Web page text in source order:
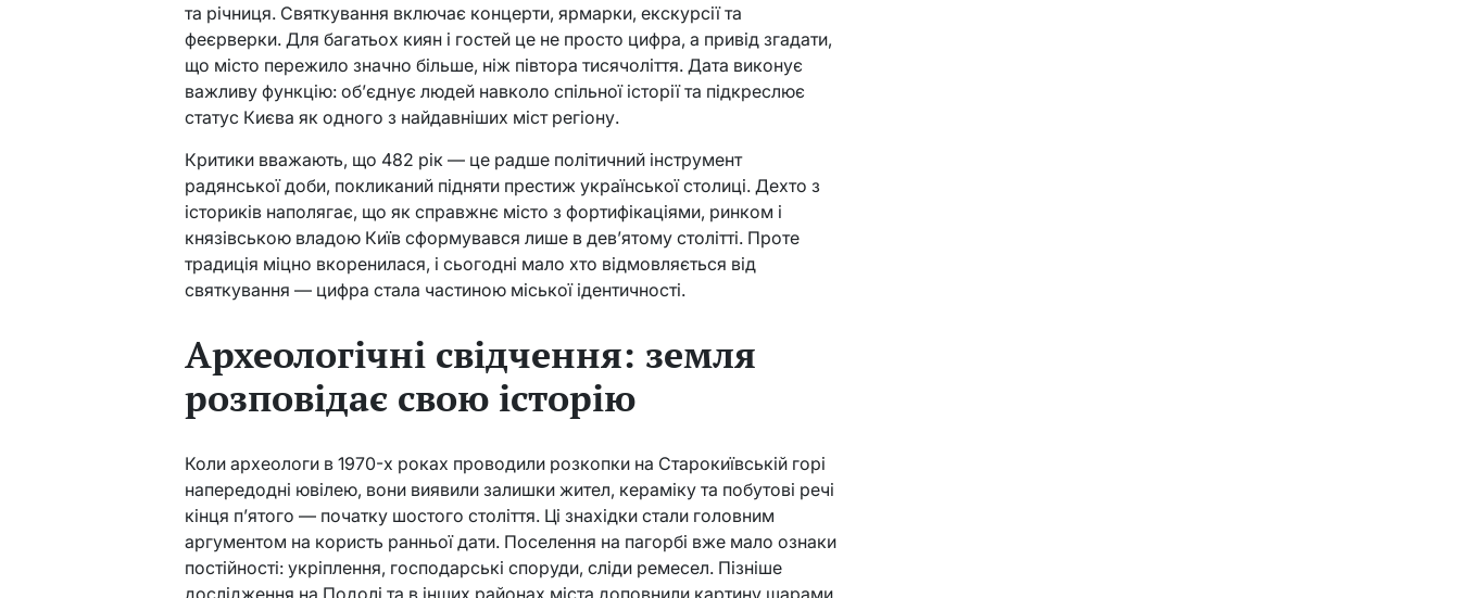
та річниця. Святкування включає концерти, ярмарки, екскурсії та
феєрверки. Для багатьох киян і гостей це не просто цифра, а привід згадати,
що місто пережило значно більше, ніж півтора тисячоліття. Дата виконує
важливу функцію: об’єднує людей навколо спільної історії та підкреслює
статус Києва як одного з найдавніших міст регіону.
Критики вважають, що 482 рік — це радше політичний інструмент
радянської доби, покликаний підняти престиж української столиці. Дехто з
істориків наполягає, що як справжнє місто з фортифікаціями, ринком і
князівською владою Київ сформувався лише в дев’ятому столітті. Проте
традиція міцно вкоренилася, і сьогодні мало хто відмовляється від
святкування — цифра стала частиною міської ідентичності.
Археологічні свідчення: земля
розповідає свою історію
Коли археологи в 1970-х роках проводили розкопки на Старокиївській горі
напередодні ювілею, вони виявили залишки жител, кераміку та побутові речі
кінця п’ятого — початку шостого століття. Ці знахідки стали головним
аргументом на користь ранньої дати. Поселення на пагорбі вже мало ознаки
постійності: укріплення, господарські споруди, сліди ремесел. Пізніше